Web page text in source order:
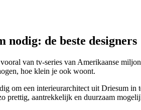
de beste designers
van tv-series van Amerikaanse
hoe klein je ook woont.
om een interieurarchitect uit Driesum
prettig, aantrekkelijk en duurzaam